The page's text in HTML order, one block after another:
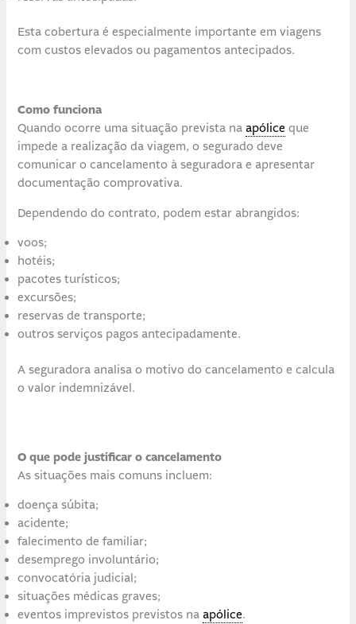
Esta cobertura é especialmente importante em viagens
com custos elevados ou pagamentos antecipados.
Como funciona
Quando ocorre uma situação prevista naapólice que
impede a realização da viagem, o segurado deve
comunicar o cancelamento à seguradora e apresentar
documentação comprovativa.
Dependendo do contrato, podem estar abrangidos:
voos;
hotéis;
pacotes turísticos;
excursões;
reservas de transporte;
outros serviços pagos antecipadamente.
A seguradora analisa o motivo do cancelamento e calcula
o valor indemnizável.
O que pode justificar o cancelamento
As situações mais comuns incluem:
doença súbita;
acidente;
falecimento de familiar;
desemprego involuntário;
convocatória judicial;
situações médicas graves;
eventos imprevistos previstos naapólice.